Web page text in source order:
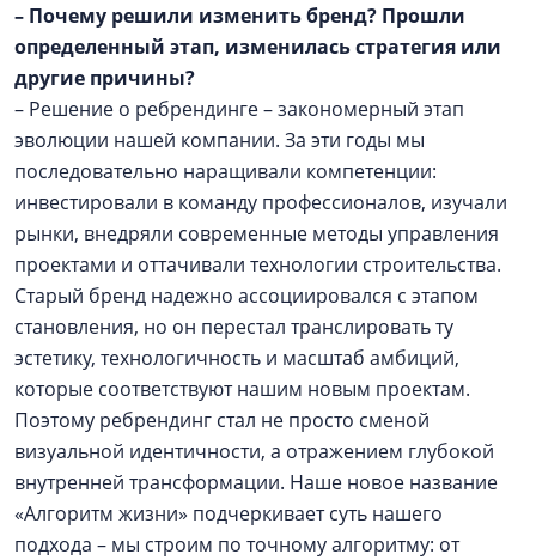
– Почему решили изменить бренд? Прошли
определенный этап, изменилась стратегия или
другие причины?
– Решение о ребрендинге – закономерный этап
эволюции нашей компании. За эти годы мы
последовательно наращивали компетенции:
инвестировали в команду профессионалов, изучали
рынки, внедряли современные методы управления
проектами и оттачивали технологии строительства.
Старый бренд надежно ассоциировался с этапом
становления, но он перестал транслировать ту
эстетику, технологичность и масштаб амбиций,
которые соответствуют нашим новым проектам.
Поэтому ребрендинг стал не просто сменой
визуальной идентичности, а отражением глубокой
внутренней трансформации. Наше новое название
«Алгоритм жизни» подчеркивает суть нашего
подхода – мы строим по точному алгоритму: от